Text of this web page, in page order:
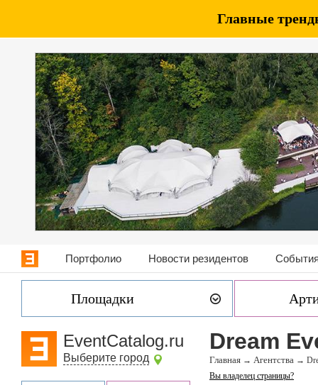
Главные
Портфолио Новости резидентов
Площадки
EventCatalog.ru
Выберите город
Dream
Главная → Агентства →
Вы владелец страницы?